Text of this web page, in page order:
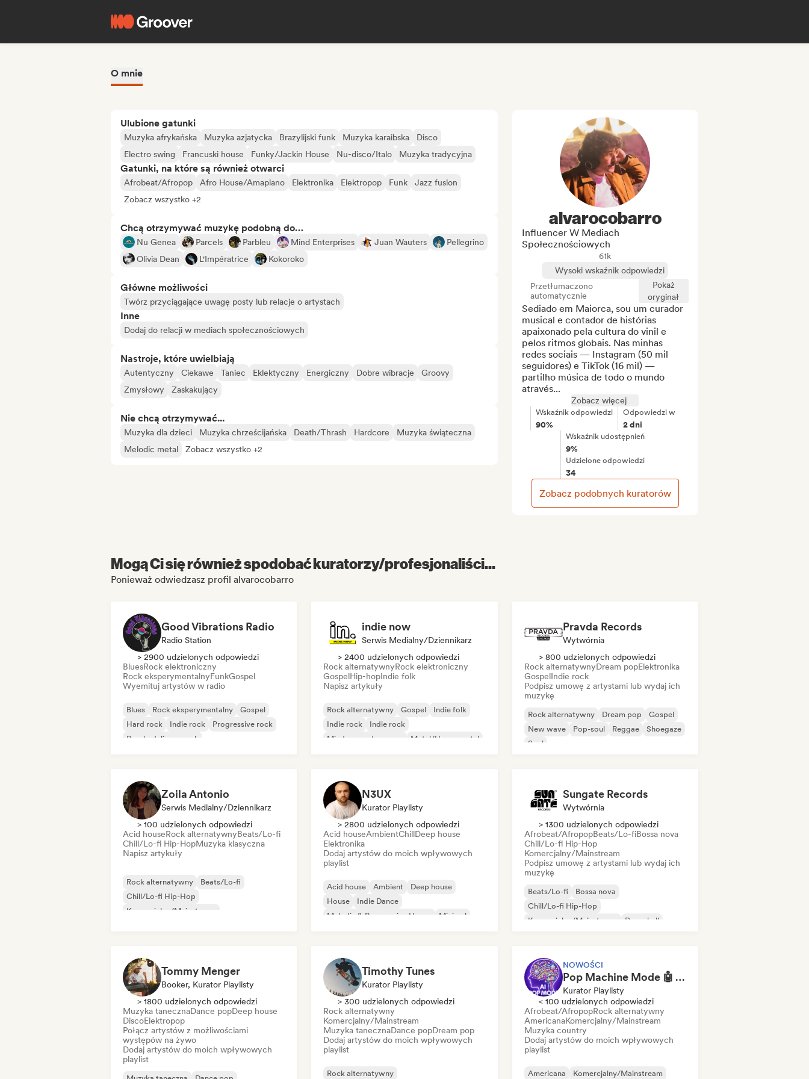
O mnie
Ulubione gatunki
Muzyka afrykańska Muzyka azjatycka Brazylijski funk Muzyka karaibska
Disco
Electro swing
Francuski house Funky/Jackin House Nu-disco/Italo Muzyka tradycyjna
Gatunki, na które są również otwarci
Afrobeat/Afropop Afro House/Amapiano Elektronika Elektropop Funk
Jazz fusion
Zobacz wszystko +2
Chcą otrzymywać muzykę podobną do…
Nu Genea Parcels Parbleu Mind Enterprises Juan Wauters
Pellegrino
Olivia Dean
L'Impératrice Kokoroko
Główne możliwości
Twórz przyciągające uwagę posty lub relacje o artystach
Inne
Dodaj do relacji w mediach społecznościowych
Nastroje, które uwielbiają
Autentyczny Ciekawe Taniec Eklektyczny Energiczny Dobre wibracje
Groovy
Zmysłowy
Zaskakujący
Nie chcą otrzymywać...
Muzyka dla dzieci Muzyka chrześcijańska Death/Thrash Hardcore
Muzyka świąteczna
Melodic metal
Zobacz wszystko +2
alvarocobarro
Influencer W Mediach
Społecznościowych
61k
Wysoki wskaźnik odpowiedzi
Przetłumaczono
automatycznie
Pokaż
oryginał
Sediado em Maiorca, sou um curador
musical e contador de histórias
apaixonado pela cultura do vinil e
pelos ritmos globais. Nas minhas
redes sociais — Instagram (50 mil
seguidores) e TikTok (16 mil) —
partilho música de todo o mundo
através...
Zobacz więcej
Wskaźnik odpowiedzi
90%
Odpowiedzi w
2 dni
Wskaźnik udostępnień
9%
Udzielone odpowiedzi
34
Zobacz podobnych kuratorów
Mogą Ci się również spodobać kuratorzy/profesjonaliści...
Ponieważ odwiedzasz profil alvarocobarro
Good Vibrations Radio
Radio Station
> 2900 udzielonych odpowiedzi
BluesRock elektroniczny
Rock eksperymentalnyFunkGospel
Wyemituj artystów w radio
Blues Rock eksperymentalny
Gospel
Hard rock
Indie rock
Progressive rock
Psychedeliczny rock
indie now
Serwis Medialny/Dziennikarz
> 2400 udzielonych odpowiedzi
Rock alternatywnyRock elektroniczny
GospelHip-hopIndie folk
Napisz artykuły
Rock alternatywny Gospel
Indie folk
Indie rock
Indie rock
Międzynarodowy rap
Metal/Heavy metal
Pravda Records
Wytwórnia
> 800 udzielonych odpowiedzi
Rock alternatywnyDream popElektronika
GospelIndie rock
Podpisz umowę z artystami lub wydaj ich
muzykę
Rock alternatywny Dream pop
Gospel
New wave
Pop-soul Reggae
Shoegaze
Soul
Zoila Antonio
Serwis Medialny/Dziennikarz
> 100 udzielonych odpowiedzi
Acid houseRock alternatywnyBeats/Lo-fi
Chill/Lo-fi Hip-HopMuzyka klasyczna
Napisz artykuły
Rock alternatywny
Beats/Lo-fi
Chill/Lo-fi Hip-Hop
Komercjalny/Mainstream
N3UX
Kurator Playlisty
> 2800 udzielonych odpowiedzi
Acid houseAmbientChillDeep house
Elektronika
Dodaj artystów do moich wpływowych
playlist
Acid house Ambient
Deep house
House
Indie Dance
Melodic & Progressive House
Minimal
Sungate Records
Wytwórnia
> 1300 udzielonych odpowiedzi
Afrobeat/AfropopBeats/Lo-fiBossa nova
Chill/Lo-fi Hip-Hop
Komercjalny/Mainstream
Podpisz umowę z artystami lub wydaj ich
muzykę
Beats/Lo-fi
Bossa nova
Chill/Lo-fi Hip-Hop
Komercjalny/Mainstream
Dancehall
Tommy Menger
Booker, Kurator Playlisty
> 1800 udzielonych odpowiedzi
Muzyka tanecznaDance popDeep house
DiscoElektropop
Połącz artystów z możliwościami
występów na żywo
Dodaj artystów do moich wpływowych
playlist
Timothy Tunes
Kurator Playlisty
> 300 udzielonych odpowiedzi
Rock alternatywny
Komercjalny/Mainstream
Muzyka tanecznaDance popDream pop
Dodaj artystów do moich wpływowych
playlist
Rock alternatywny
NOWOŚCI
Pop Machine Mode 🤖 AI Music, Indie Pop & Dream Pop
Kurator Playlisty
< 100 udzielonych odpowiedzi
Afrobeat/AfropopRock alternatywny
AmericanaKomercjalny/Mainstream
Muzyka country
Dodaj artystów do moich wpływowych
playlist
Americana Komercjalny/Mainstream